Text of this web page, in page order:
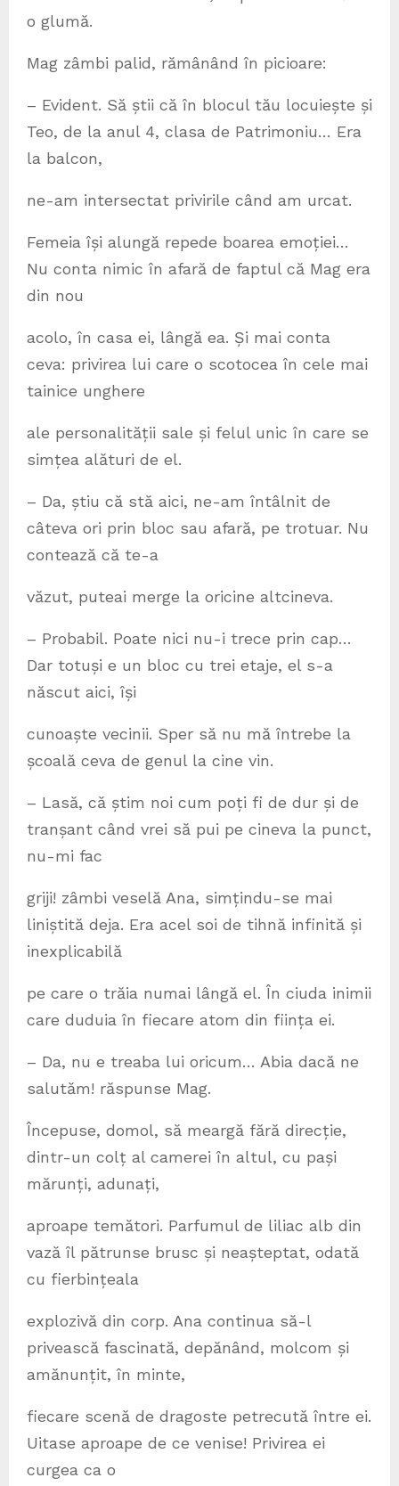
o glumă.
Mag zâmbi palid, rămânând în picioare:
– Evident. Să știi că în blocul tău locuiește și
Teo, de la anul 4, clasa de Patrimoniu… Era
la balcon,
ne-am intersectat privirile când am urcat.
Femeia își alungă repede boarea emoției…
Nu conta nimic în afară de faptul că Mag era
din nou
acolo, în casa ei, lângă ea. Și mai conta
ceva: privirea lui care o scotocea în cele mai
tainice unghere
ale personalității sale și felul unic în care se
simțea alături de el.
– Da, știu că stă aici, ne-am întâlnit de
câteva ori prin bloc sau afară, pe trotuar. Nu
contează că te-a
văzut, puteai merge la oricine altcineva.
– Probabil. Poate nici nu-i trece prin cap…
Dar totuși e un bloc cu trei etaje, el s-a
născut aici, își
cunoaște vecinii. Sper să nu mă întrebe la
școală ceva de genul la cine vin.
– Lasă, că știm noi cum poți fi de dur și de
tranșant când vrei să pui pe cineva la punct,
nu-mi fac
griji! zâmbi veselă Ana, simțindu-se mai
liniștită deja. Era acel soi de tihnă infinită și
inexplicabilă
pe care o trăia numai lângă el. În ciuda inimii
care duduia în fiecare atom din ființa ei.
– Da, nu e treaba lui oricum… Abia dacă ne
salutăm! răspunse Mag.
Începuse, domol, să meargă fără direcție,
dintr-un colț al camerei în altul, cu pași
mărunți, adunați,
aproape temători. Parfumul de liliac alb din
vază îl pătrunse brusc și neașteptat, odată
cu fierbințeala
explozivă din corp. Ana continua să-l
privească fascinată, depănând, molcom și
amănunțit, în minte,
fiecare scenă de dragoste petrecută între ei.
Uitase aproape de ce venise! Privirea ei
curgea ca o